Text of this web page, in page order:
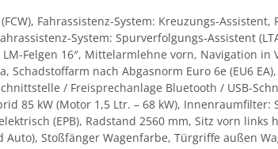
Fahrassistenz-System: Kreuzungs-
System: Spurverfolgungs-Assistent
Felgen 16″, Mittelarmlehne vorn, Navigation
Schadstoffarm nach Abgasnorm Euro 6e (EU6
/ Freisprechanlage Bluetooth / USB-
85 kW (Motor 1,5 Ltr. – 68 kW),
(EPB), Radstand 2560 mm, Sitz vorn
Stoßfänger Wagenfarbe, Türgriffe außen